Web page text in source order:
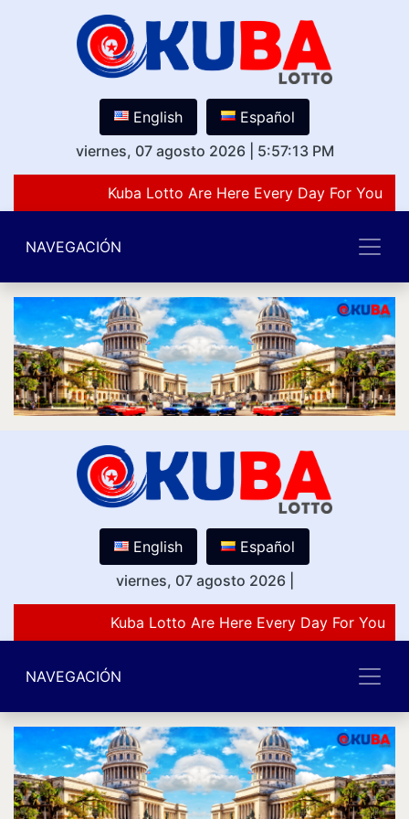
English
Español
viernes, 07 agosto 2026
5:57:13 PM
Kuba Lotto Are Here Every Day For You
NAVEGACIÓN
English
Español
viernes, 07 agosto 2026
Kuba Lotto Are Here Every Day For You
NAVEGACIÓN